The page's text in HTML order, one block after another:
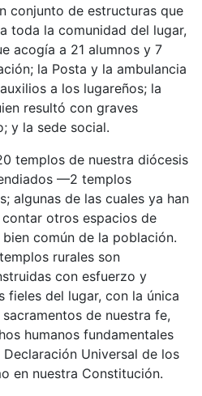
conjunto de estructuras que
toda la comunidad del lugar,
acogía a 21 alumnos y 7
la Posta y la ambulancia
a los lugareños; la
resultó con graves
y la sede social.
templos de nuestra diócesis
—2 templos
algunas de las cuales ya han
otros espacios de
común de la población.
rurales son
con esfuerzo y
fieles del lugar, con la única
de nuestra fe,
humanos fundamentales
Universal de los
en nuestra Constitución.